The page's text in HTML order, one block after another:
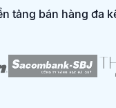
tảng bán hàng đa